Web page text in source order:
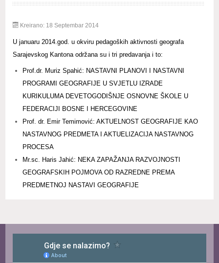
Kreirano: 18 Septembar 2014
U januaru 2014.god. u okviru pedagoških aktivnosti geografa
Sarajevskog Kantona održana su i tri predavanja i to:
Prof.dr. Muriz Spahić: NASTAVNI PLANOVI I NASTAVNI
PROGRAMI GEOGRAFIJE U SVJETLU IZRADE
KURIKULUMA DEVETOGODIŠNJE OSNOVNE ŠKOLE U
FEDERACIJI BOSNE I HERCEGOVINE
Prof. dr. Emir Temimović: AKTUELNOST GEOGRAFIJE KAO
NASTAVNOG PREDMETA I AKTUELIZACIJA NASTAVNOG
PROCESA
Mr.sc. Haris Jahić: NEKA ZAPAŽANJA RAZVOJNOSTI
GEOGRAFSKIH POJMOVA OD RAZREDNE PREMA
PREDMETNOJ NASTAVI GEOGRAFIJE